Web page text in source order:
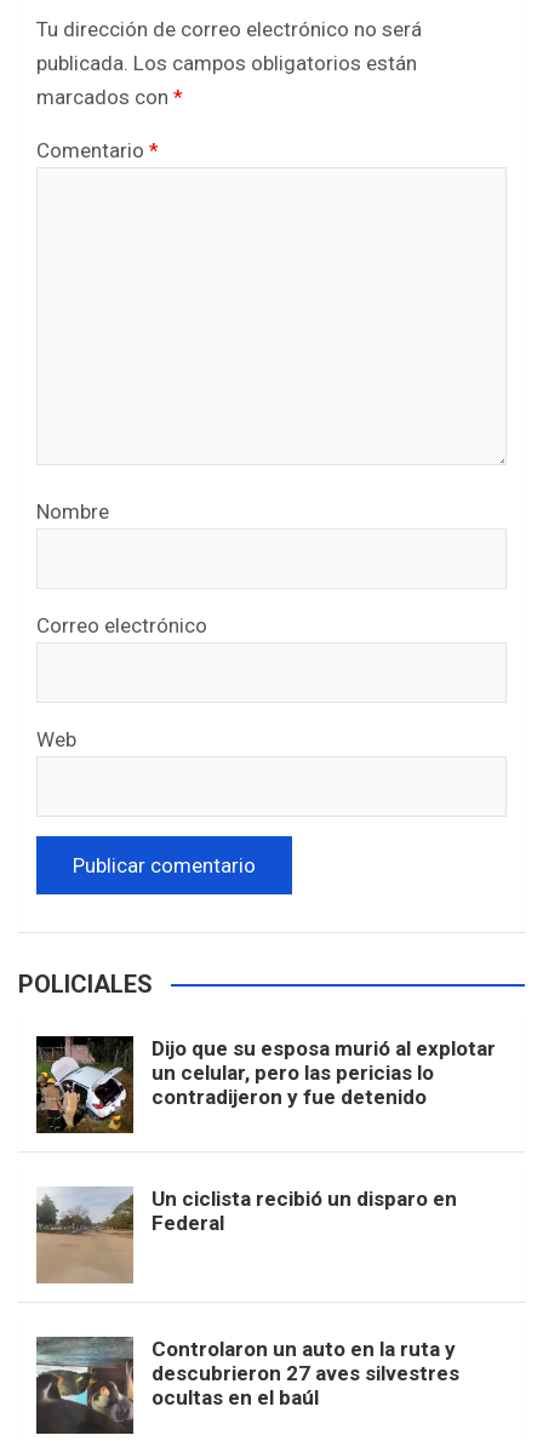
Tu dirección de correo electrónico no será
publicada. Los campos obligatorios están
marcados con *
Comentario *
Nombre
Correo electrónico
Web
POLICIALES
Dijo que su esposa murió al explotar
un celular, pero las pericias lo
contradijeron y fue detenido
Un ciclista recibió un disparo en
Federal
Controlaron un auto en la ruta y
descubrieron 27 aves silvestres
ocultas en el baúl